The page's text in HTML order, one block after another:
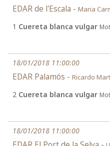
EDAR de l'Escala - Maria
1 Cuereta blanca vulgar
18/01/2018 11:00:00
EDAR Palamós - Ricardo
2 Cuereta blanca vulgar
18/01/2018 11:00:00